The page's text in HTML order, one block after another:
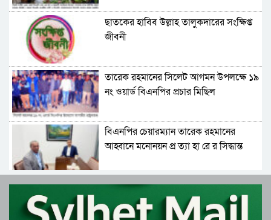
ছাতকের হাবিব উল্লাহ তালুকদারের সংক্ষিপ্ত
জীবনী
তারেক রহমানের সিলেট আগমন উপলক্ষে ১৯
নং ওয়ার্ড বিএনপির প্রচার মিছিল
বিএনপির চেয়ারম্যান তারেক রহমানের
আহ্বানে মনোনয়ন প্র ত্যা হা রে র সিদ্ধান্ত
বিএনপির চেয়ারম্যান হিসেবে দায়িত্ব গ্রহণ
করলেন তারেক রহমান